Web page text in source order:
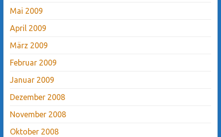
Mai 2009
April 2009
März 2009
Februar 2009
Januar 2009
Dezember 2008
November 2008
Oktober 2008